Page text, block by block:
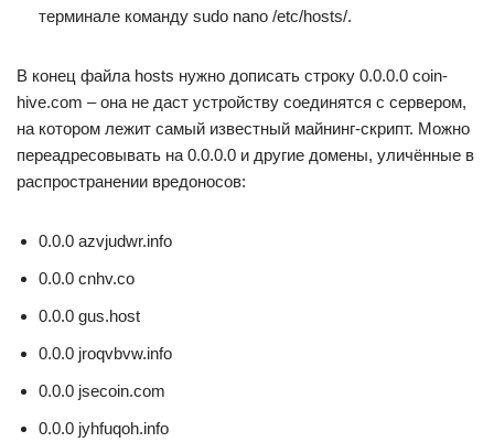
терминале команду sudo nano /etc/hosts/.
В конец файла hosts нужно дописать строку 0.0.0.0 coin-
hive.com – она не даст устройству соединятся с сервером,
на котором лежит самый известный майнинг-скрипт. Можно
переадресовывать на 0.0.0.0 и другие домены, уличённые в
распространении вредоносов:
0.0.0 azvjudwr.info
0.0.0 cnhv.co
0.0.0 gus.host
0.0.0 jroqvbvw.info
0.0.0 jsecoin.com
0.0.0 jyhfuqoh.info